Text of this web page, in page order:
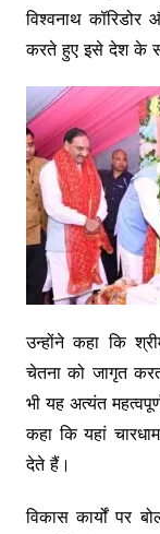
विश्वनाथ कॉरिडोर
करते हुए इसे देश के
उन्होंने कहा कि
चेतना को जागृत
भी यह अत्यंत
कहा कि यहां
देते हैं।
विकास कार्यों पर